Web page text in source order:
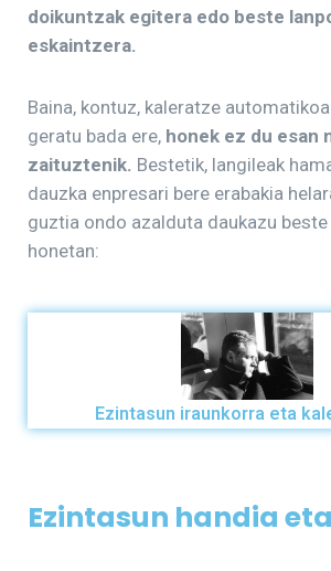
doikuntzak egitera edo beste
eskaintzera.
Baina, kontuz, kaleratze
geratu bada ere, honek ez du esan
zaituztenik. Bestetik, langileak
dauzka enpresari bere erabakia
guztia ondo azalduta daukazu
honetan:
Ezintasun iraunkorra eta
Ezintasun handia